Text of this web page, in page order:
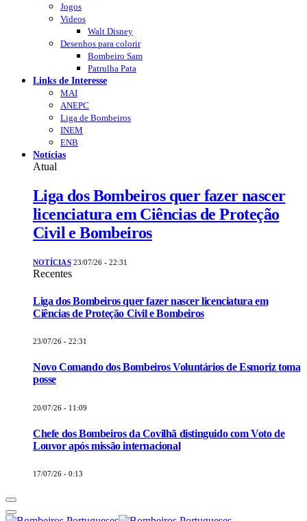
Jogos
Videos
Walt Disney
Desenhos para colorir
Bombeiro Sam
Patrulha Pata
Links de Interesse
MAI
ANEPC
Liga de Bombeiros
INEM
ENB
Notícias
Atual
Liga dos Bombeiros quer fazer nascer
licenciatura em Ciências de Proteção
Civil e Bombeiros
NOTÍCIAS 23/07/26 - 22:31
Recentes
Liga dos Bombeiros quer fazer nascer licenciatura em
Ciências de Proteção Civil e Bombeiros
23/07/26 - 22:31
Novo Comando dos Bombeiros Voluntários de Esmoriz toma
posse
20/07/26 - 11:09
Chefe dos Bombeiros da Covilhã distinguido com Voto de
Louvor após missão internacional
17/07/26 - 0:13